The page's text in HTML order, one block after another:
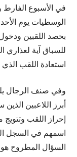
في الأسبوع الفارط
الوسطيات يوم
بحصد اللقبين ودخول
للسباق آية لعذاري
استعادة اللقب الذي لم
وفي صنف الرجال
أبرز اللاعبين
إحراز اللقب
اسمهم في السجل
السؤال المطروح